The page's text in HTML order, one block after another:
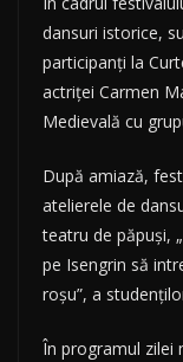
dansuri istorice,
participanţi la
actriţei Carmen
Medievală cu
După amiază,
atelierele de
teatru de păpuşi,
pe Isengrin să
roşu”, a
În programul zilei